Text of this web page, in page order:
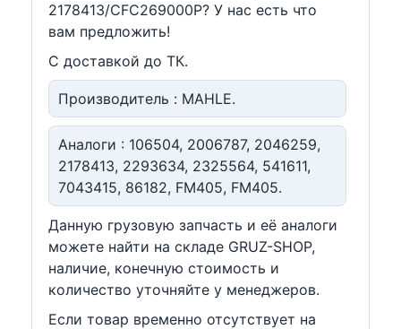
2178413/CFC269000P? У нас есть что
вам предложить!
С доставкой до ТК.
Производитель : MAHLE.
Аналоги : 106504, 2006787, 2046259,
2178413, 2293634, 2325564, 541611,
7043415, 86182, FM405, FM405.
Данную грузовую запчасть и её аналоги
можете найти на складе GRUZ-SHOP,
наличие, конечную стоимость и
количество уточняйте у менеджеров.
Если товар временно отсутствует на